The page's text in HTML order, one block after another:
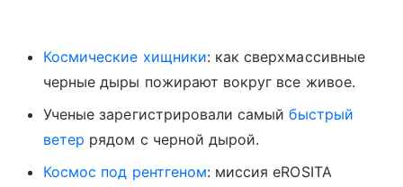
Космические хищники: как сверхмассивные
черные дыры пожирают вокруг все живое.
Ученые зарегистрировали самыйбыстрый
ветер рядом с черной дырой.
Космос под рентгеном: миссия eROSITA